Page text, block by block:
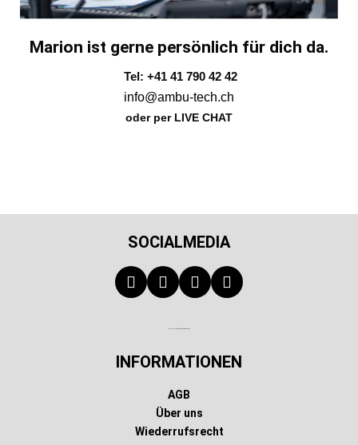
Marion ist gerne persönlich für dich da.
Tel: +41 41 790 42 42
info@ambu-tech.ch
oder per LIVE CHAT
SOCIALMEDIA
INFORMATIONEN
AGB
Über uns
Wiederrufsrecht